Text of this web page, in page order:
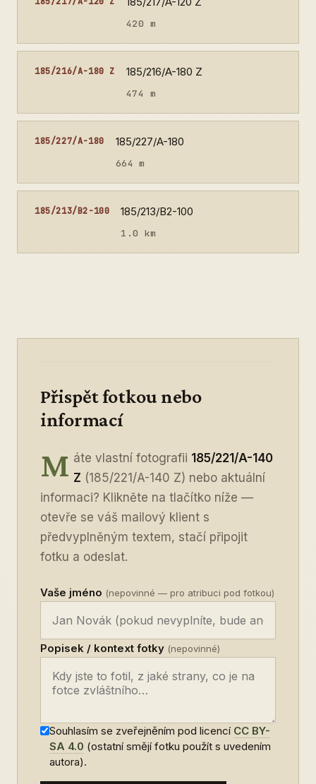
420 m
185/216/A-180 Z 185/216/A-180 Z
474 m
185/227/A-180 185/227/A-180
664 m
185/213/B2-100 185/213/B2-100
1.0 km
Přispět fotkou nebo
informací
M áte vlastní fotografii 185/221/A-140
Z (185/221/A-140 Z) nebo aktuální
informaci? Klikněte na tlačítko níže —
otevře se váš mailový klient s
předvyplněným textem, stačí připojit
fotku a odeslat.
Vaše jméno (nepovinné — pro atribuci pod fotkou)
Popisek / kontext fotky (nepovinné)
Souhlasím se zveřejněním pod licencí CC BY-
SA 4.0 (ostatní smějí fotku použít s uvedením
autora).